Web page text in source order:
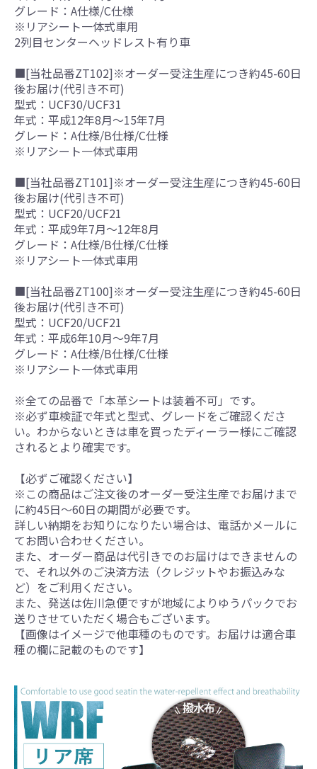
グレード：A仕様/C仕様
※リアシート一体式車用
2列目センターヘッドレスト有り車
■[当社品番ZT102]※オーダー受注生産につき約45-60日
後お届け(代引き不可)
型式：UCF30/UCF31
年式：平成12年8月～15年7月
グレード：A仕様/B仕様/C仕様
※リアシート一体式車用
■[当社品番ZT101]※オーダー受注生産につき約45-60日
後お届け(代引き不可)
型式：UCF20/UCF21
年式：平成9年7月～12年8月
グレード：A仕様/B仕様/C仕様
※リアシート一体式車用
■[当社品番ZT100]※オーダー受注生産につき約45-60日
後お届け(代引き不可)
型式：UCF20/UCF21
年式：平成6年10月～9年7月
グレード：A仕様/B仕様/C仕様
※リアシート一体式車用
※全ての品番で「本革シートは装着不可」です。
※必ず車検証で年式と型式、グレードをご確認くださ
い。わからないときは車を買ったディーラー様にご確認
されるとより確実です。
【必ずご確認ください】
※この商品はご注文後のオーダー受注生産でお届けまで
に約45日～60日の期間が必要です。
詳しい納期をお知りになりたい場合は、電話かメールに
てお問い合わせください。
また、オーダー商品は代引きでのお届けはできませんの
で、それ以外のご決済方法（クレジットやお振込みな
ど）をご利用ください。
また、発送は佐川急便ですが地域によりゆうパックでお
送りさせていただく場合もございます。
【画像はイメージで他車種のものです。お届けは適合車
種の欄に記載のものです】